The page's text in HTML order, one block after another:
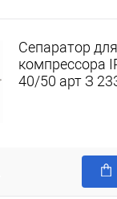
Сепаратор
компрессора
40/50 арт З